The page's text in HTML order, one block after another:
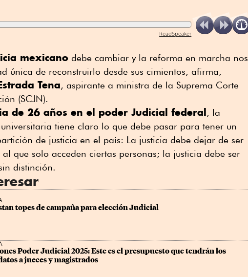
ReadSpeaker
mexicano debe cambiar y la reforma en marcha nos
única de reconstruirlo desde sus cimientos, afirma,
Tena, aspirante a ministra de la Suprema Corte
(SCJN).
de 26 años en el poder Judicial federal, la
tiene claro lo que debe pasar para tener un
de justicia en el país: La justicia debe dejar de ser
al que solo acceden ciertas personas; la justicia debe ser
distinción.
topes de campaña para elección Judicial
Poder Judicial 2025: Este es el presupuesto que tendrán los
a jueces y magistrados